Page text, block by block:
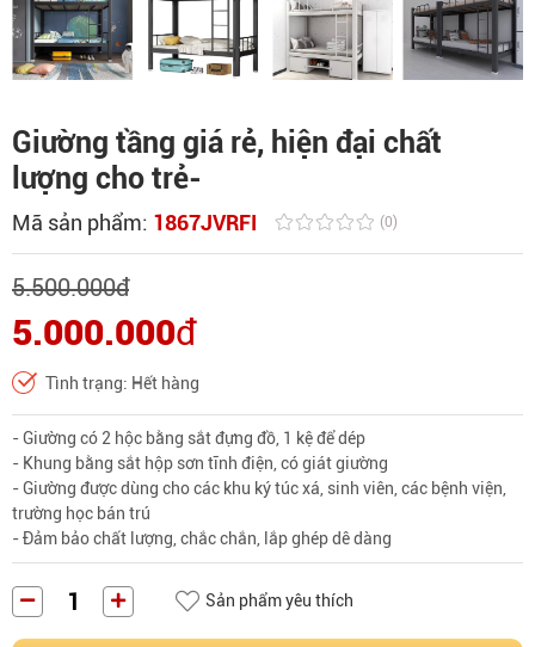
Giường tầng giá rẻ, hiện đại chất
lượng cho trẻ-
Mã sản phẩm: 1867JVRFI (0)
5.500.000đ
5.000.000đ
Tình trạng: Hết hàng
- Giường có 2 hộc bằng sắt đựng đồ, 1 kệ để dép
- Khung bằng sắt hộp sơn tĩnh điện, có giát giường
- Giường được dùng cho các khu ký túc xá, sinh viên, các bệnh viện,
trường học bán trú
- Đảm bảo chất lượng, chắc chắn, lắp ghép dê dàng
Sản phẩm yêu thích